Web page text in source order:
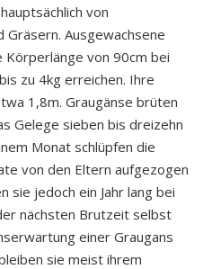
von
Gräsern. Ausgewachsene
Körperlänge von 90cm bei
zu 4kg erreichen. Ihre
1,8m. Graugänse brüten
Gelege sieben bis dreizehn
Monat schlüpfen die
von den Eltern aufgezogen
sie jedoch ein Jahr lang bei
nächsten Brutzeit selbst
einer Graugans
sie meist ihrem